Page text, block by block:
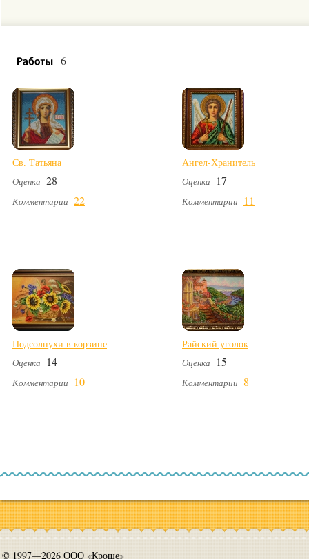
6
Св. Татьяна
Оценка 28
Комментарии 22
Ангел-Хранитель
Оценка 17
Комментарии 11
Подсолнухи в корзине
Оценка 14
Комментарии 10
Райский уголок
Оценка 15
Комментарии 8
© 1997—2026 ООО «Кроше»